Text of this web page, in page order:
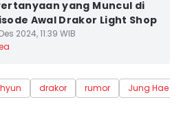
yang Muncul di
Awal Drakor Light Shop
2024, 11:39 WIB
drakor rumor
Jung Hae In